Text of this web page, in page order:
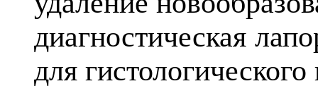
диагностическая
для